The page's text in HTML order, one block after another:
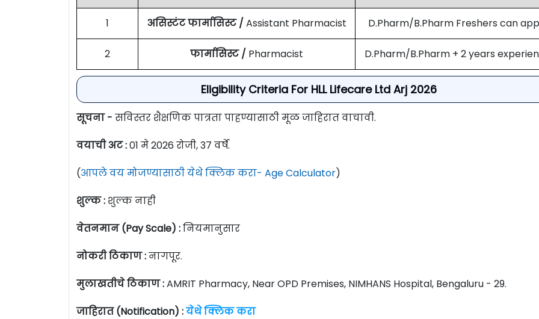
1 असिस्टंट फार्मासिस्ट / Assistant Pharmacist D.Pharm/B.Pharm Freshers can
2 फार्मासिस्ट / Pharmacist D.Pharm/B.Pharm + 2 years
Eligibility Criteria For HLL Lifecare Ltd Arj 2026
सूचना - सविस्तर शैक्षणिक पात्रता पाहण्यासाठी मूळ जाहिरात वाचावी.
वयाची अट :01 मे 2026 रोजी, 37 वर्षे.
(आपले वय मोजण्यासाठी येथे क्लिक करा- Age Calculator)
शुल्क : शुल्क नाही
वेतनमान (Pay Scale) :नियमानुसार
नोकरी ठिकाण :नागपूर.
मुलाखतीचे ठिकाण :AMRIT Pharmacy, Near OPD Premises, NIMHANS Hospital, Bengaluru - 29.
जाहिरात (Notification) :येथे क्लिक करा